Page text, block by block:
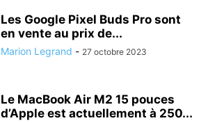
Les Google Pixel Buds Pro sont
en vente au prix de...
Marion Legrand - 27 octobre 2023
Le MacBook Air M2 15 pouces
d’Apple est actuellement à 250...